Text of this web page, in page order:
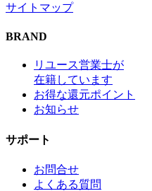
サイトマップ
BRAND
リユース営業士が
在籍しています
お得な還元ポイント
お知らせ
サポート
お問合せ
よくある質問